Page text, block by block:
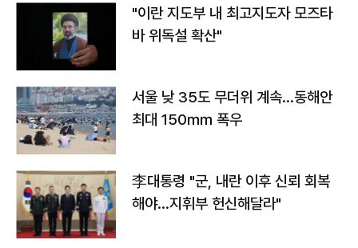
"이란 지도부 내 최고지도자 모즈타
바 위독설 확산"
서울 낮 35도 무더위 계속…동해안
최대 150㎜ 폭우
李대통령 "군, 내란 이후 신뢰 회복
해야…지휘부 헌신해달라"